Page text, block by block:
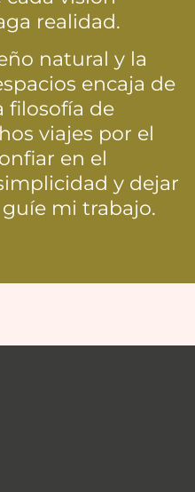
realidad.
natural y la
encaja de
filosofía de
viajes por el
en el
y dejar
mi trabajo.